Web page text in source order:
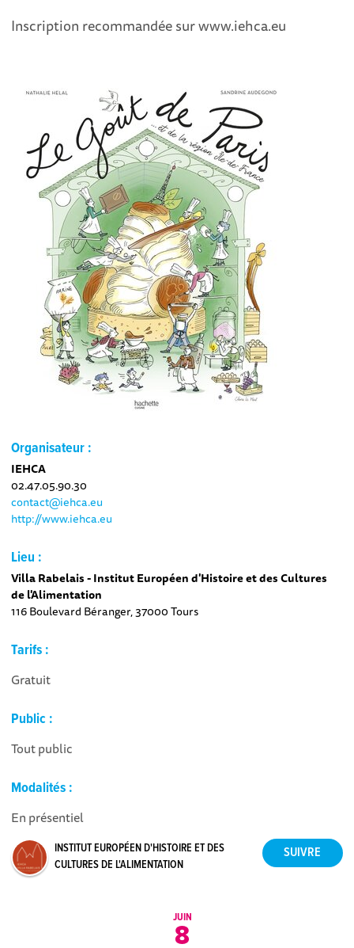
Inscription recommandée sur www.iehca.eu
Organisateur :
IEHCA
02.47.05.90.30
contact@iehca.eu
http://www.iehca.eu
Lieu :
Villa Rabelais - Institut Européen d'Histoire et des Cultures
de l'Alimentation
116 Boulevard Béranger, 37000 Tours
Tarifs :
Gratuit
Public :
Tout public
Modalités :
En présentiel
INSTITUT EUROPÉEN D'HISTOIRE ET DES
CULTURES DE L'ALIMENTATION
JUIN
8